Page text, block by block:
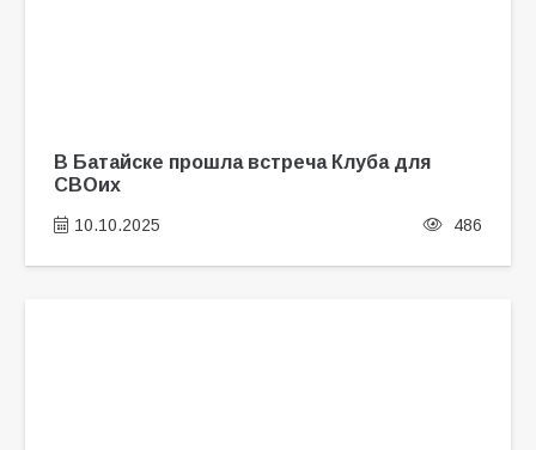
В Батайске прошла встреча Клуба для
СВОих
10.10.2025 486